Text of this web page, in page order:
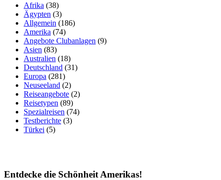
Afrika (38)
Ägypten (3)
Allgemein (186)
Amerika (74)
Angebote Clubanlagen (9)
Asien (83)
Australien (18)
Deutschland (31)
Europa (281)
Neuseeland (2)
Reiseangebote (2)
Reisetypen (89)
Spezialreisen (74)
Testberichte (3)
Türkei (5)
Entdecke die Schönheit Amerikas!